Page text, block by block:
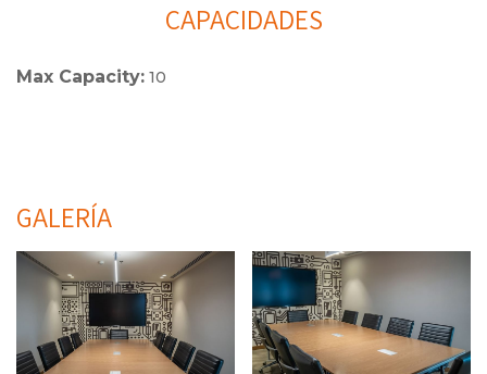
CAPACIDADES
Max Capacity: 10
GALERÍA